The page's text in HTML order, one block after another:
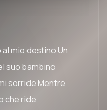
mio destino Un
suo bambino
sorride Mentre
che ride